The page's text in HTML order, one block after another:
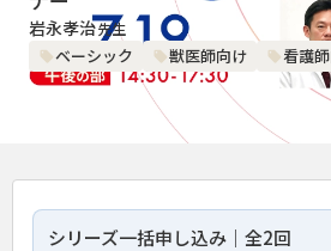
岩永孝治先生
ベーシック 獣医師向け 看護
シリーズ一括申し込み｜全2回